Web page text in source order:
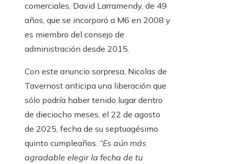
comerciales, David Larramendy, de 49
años, que se incorporó a M6 en 2008 y
es miembro del consejo de
administración desde 2015.
Con este anuncio sorpresa, Nicolas de
Tavernost anticipa una liberación que
sólo podría haber tenido lugar dentro
de dieciocho meses, el 22 de agosto
de 2025, fecha de su septuagésimo
quinto cumpleaños. “Es aún más
agradable elegir la fecha de tu